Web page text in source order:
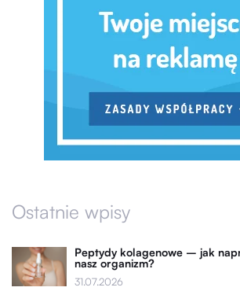
Ostatnie wpisy
Peptydy kolagenowe – jak
nasz organizm?
31.07.2026